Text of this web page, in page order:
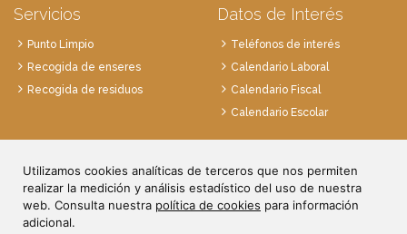
Utilizamos cookies analíticas de terceros que nos permiten
realizar la medición y análisis estadístico del uso de nuestra
web. Consulta nuestra política de cookies para información
adicional.
Servicios
Punto Limpio
Recogida de enseres
Recogida de residuos
Datos de Interés
Teléfonos de interés
Calendario Laboral
Calendario Fiscal
Calendario Escolar
28814 Daganzo, Madrid
Tlf. 91 884 52 59
Fax. 91 884 52 92